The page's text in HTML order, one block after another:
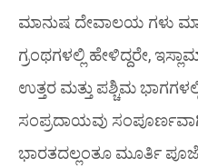
ಮಾನುಷ ದೇವಾಲಯ ಗಳು
ಗ್ರಂಥಗಳಲ್ಲಿ ಹೇಳಿದ್ದರೇ,
ಉತ್ತರ ಮತ್ತು ಪಶ್ಚಿಮ
ಸಂಪ್ರದಾಯವು
ಭಾರತದಲ್ಲಂತೂ ಮೂರ್ತಿ